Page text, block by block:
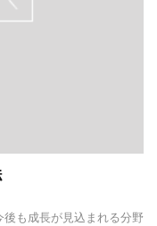
も成長が見込まれる分野